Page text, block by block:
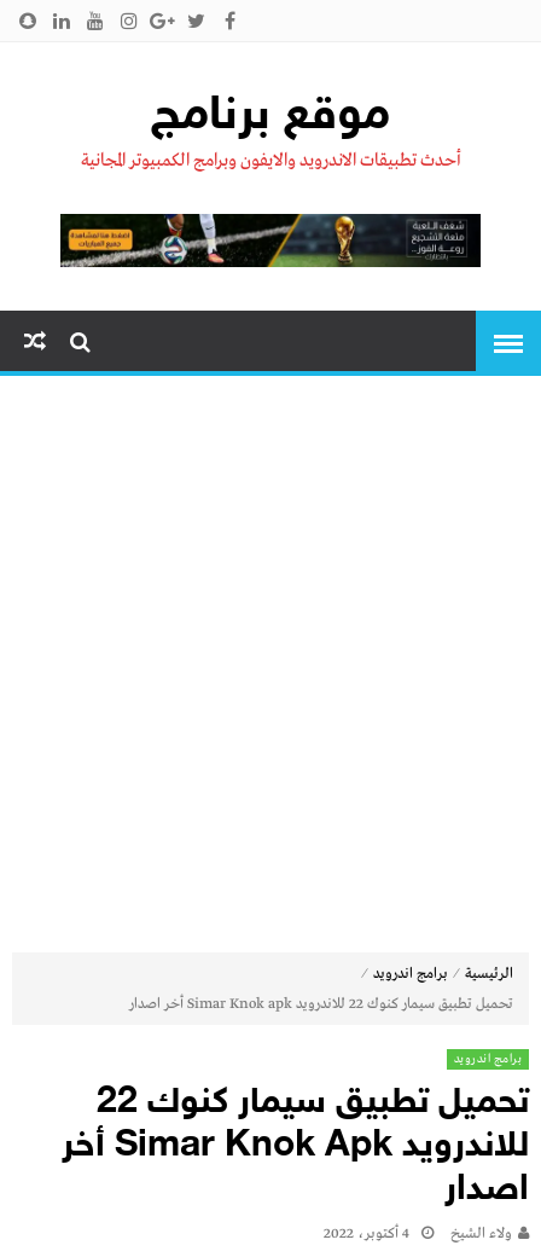
موقع برنامج
أحدث تطبيقات الاندرويد والايفون وبرامج الكمبيوتر المجانية
الرئيسية ⁄ برامج اندرويد ⁄
تحميل تطبيق سيمار كنوك 22 للاندرويد Simar Knok apk أخر اصدار
برامج اندرويد
تحميل تطبيق سيمار كنوك 22
للاندرويد Simar Knok Apk أخر
اصدار
ولاء الشيخ 4 أكتوبر، 2022